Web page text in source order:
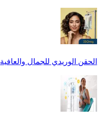
الحقن الوريدي للجمال والعافية